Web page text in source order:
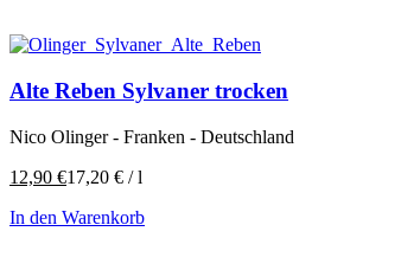
Alte Reben Sylvaner trocken
Nico Olinger - Franken - Deutschland
12,90 €17,20 € /l
In den Warenkorb